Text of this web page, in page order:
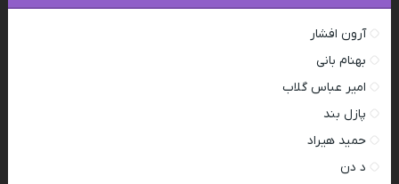
آرون افشار
بهنام بانی
امیر عباس گلاب
پازل بند
حمید هیراد
د دن